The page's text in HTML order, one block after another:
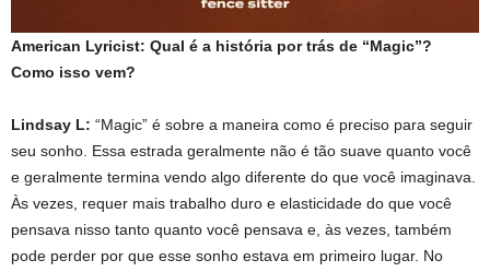
American Lyricist: Qual é a história por trás de “Magic”?
Como isso vem?
Lindsay L: “Magic” é sobre a maneira como é preciso para seguir
seu sonho. Essa estrada geralmente não é tão suave quanto você
e geralmente termina vendo algo diferente do que você imaginava.
Às vezes, requer mais trabalho duro e elasticidade do que você
pensava nisso tanto quanto você pensava e, às vezes, também
pode perder por que esse sonho estava em primeiro lugar. No